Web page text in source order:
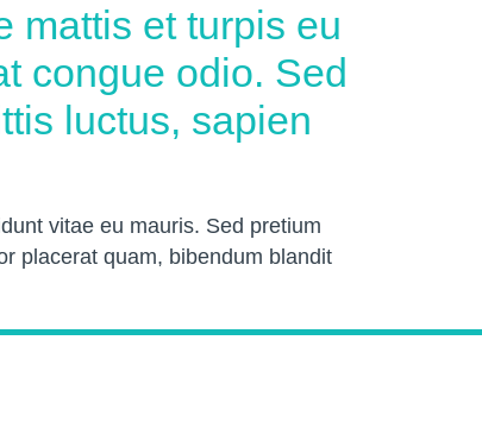
mattis et turpis eu
congue odio. Sed
luctus, sapien
vitae eu mauris. Sed pretium
placerat quam, bibendum blandit